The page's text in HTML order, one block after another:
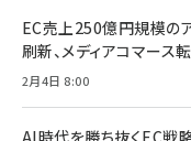
EC売上250億円規模の
刷新、メディアコマース
2月4日 8:00
AI時代を勝ち抜くEC戦